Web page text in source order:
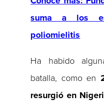
suma a los
poliomielitis
Ha habido
batalla, como en
resurgió en